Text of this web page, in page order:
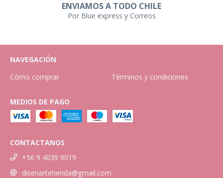
ENVIAMOS A TODO CHILE
Por Blue express y Correos
NAVEGACIÓN
Cómo comprar
Términos y condiciones
MEDIOS DE PAGO
CONTACTANOS
+56 9 4039 9019
disenartetienda@gmail.com